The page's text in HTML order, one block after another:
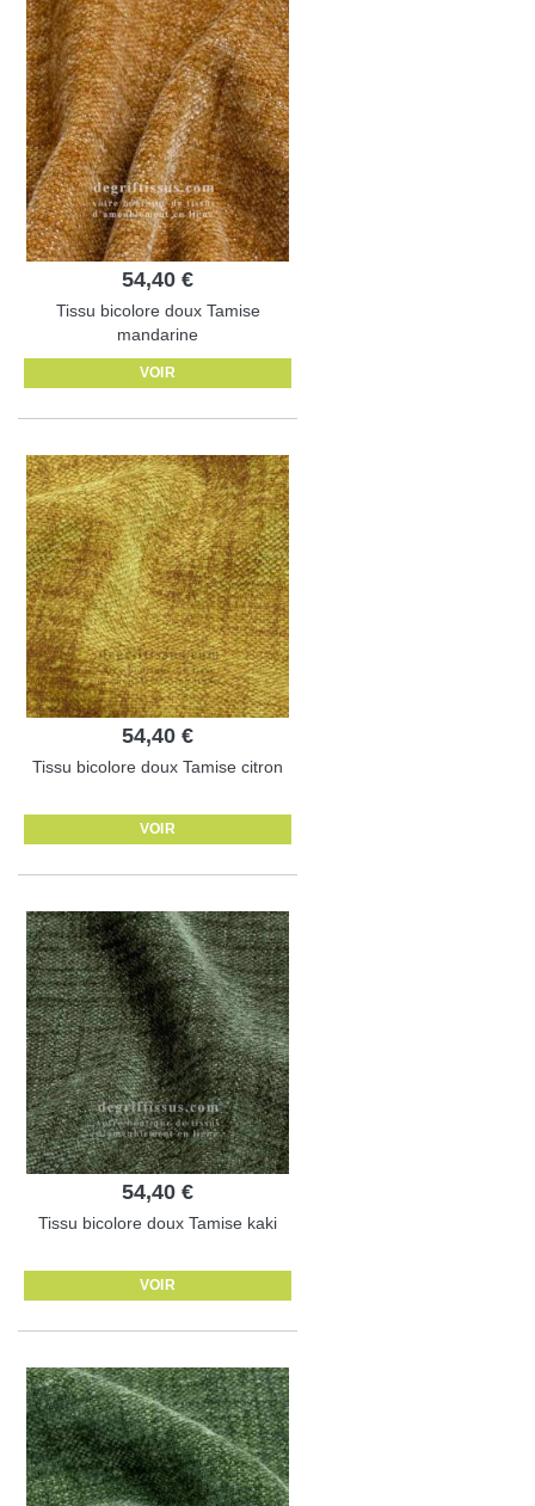
54,40 €
Tissu bicolore doux Tamise
mandarine
VOIR
54,40 €
Tissu bicolore doux Tamise citron
VOIR
54,40 €
Tissu bicolore doux Tamise kaki
VOIR